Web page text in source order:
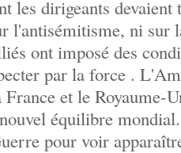
les dirigeants
l'antisémitisme, ni sur
ont imposé des
par la force .
et le Royaume-
équilibre
pour voir